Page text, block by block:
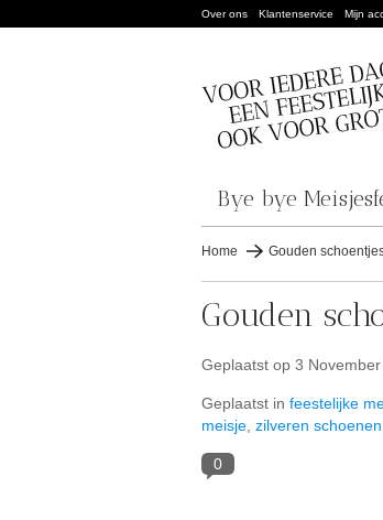
Over ons Klantenservice Mijn
Bye bye
Home Gouden
Gouden
Geplaatst op 3
Geplaatst in feestelijke
meisje zilveren schoenen
0